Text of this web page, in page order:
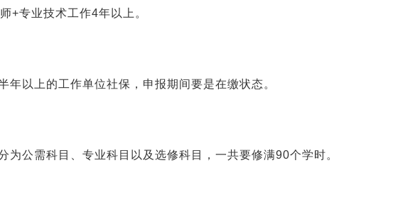
+专业技术工作4年以上。
年以上的工作单位社保，申报期间要是在缴状态。
为公需科目、专业科目以及选修科目，一共要修满90个学时。
2026-06-11 03:12:37